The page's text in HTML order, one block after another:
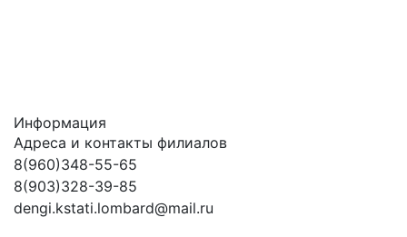
Информация
Адреса и контакты филиалов
8(960)348-55-65
8(903)328-39-85
dengi.kstati.lombard@mail.ru